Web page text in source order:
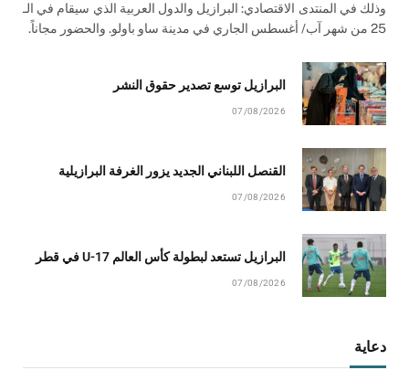
وذلك في المنتدى الاقتصادي: البرازيل والدول العربية الذي سيقام في الـ
25 من شهر آب/ أغسطس الجاري في مدينة ساو باولو. والحضور مجاناً.
البرازيل توسع تصدير حقوق النشر
07/08/2026
القنصل اللبناني الجديد يزور الغرفة البرازيلية
07/08/2026
البرازيل تستعد لبطولة كأس العالم U-17 في قطر
07/08/2026
دعاية